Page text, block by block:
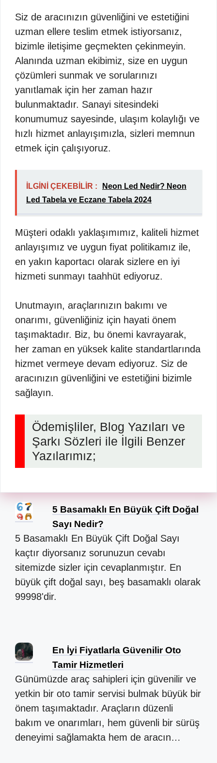
Siz de aracınızın güvenliğini ve estetiğini
uzman ellere teslim etmek istiyorsanız,
bizimle iletişime geçmekten çekinmeyin.
Alanında uzman ekibimiz, size en uygun
çözümleri sunmak ve sorularınızı
yanıtlamak için her zaman hazır
bulunmaktadır. Sanayi sitesindeki
konumumuz sayesinde, ulaşım kolaylığı ve
hızlı hizmet anlayışımızla, sizleri memnun
etmek için çalışıyoruz.
İLGİNİ ÇEKEBİLİR :
Neon Led Nedir? Neon
Led Tabela ve Eczane Tabela 2024
Müşteri odaklı yaklaşımımız, kaliteli hizmet
anlayışımız ve uygun fiyat politikamız ile,
en yakın kaportacı olarak sizlere en iyi
hizmeti sunmayı taahhüt ediyoruz.
Unutmayın, araçlarınızın bakımı ve
onarımı, güvenliğiniz için hayati önem
taşımaktadır. Biz, bu önemi kavrayarak,
her zaman en yüksek kalite standartlarında
hizmet vermeye devam ediyoruz. Siz de
aracınızın güvenliğini ve estetiğini bizimle
sağlayın.
Ödemişliler, Blog Yazıları ve
Şarkı Sözleri ile İlgili Benzer
Yazılarımız;
5 Basamaklı En Büyük Çift Doğal
Sayı Nedir?
5 Basamaklı En Büyük Çift Doğal Sayı
kaçtır diyorsanız sorunuzun cevabı
sitemizde sizler için cevaplanmıştır. En
büyük çift doğal sayı, beş basamaklı olarak
99998'dir.
En İyi Fiyatlarla Güvenilir Oto
Tamir Hizmetleri
Günümüzde araç sahipleri için güvenilir ve
yetkin bir oto tamir servisi bulmak büyük bir
önem taşımaktadır. Araçların düzenli
bakım ve onarımları, hem güvenli bir sürüş
deneyimi sağlamakta hem de aracın…